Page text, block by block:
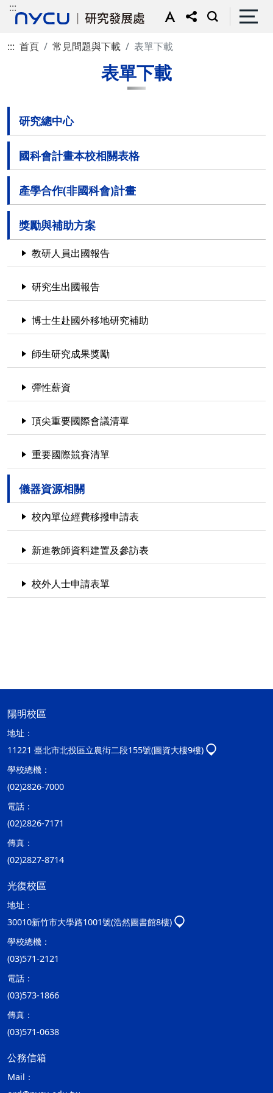
:::
::: 首頁 常見問題與下載 表單下載
表單下載
研究總中心
國科會計畫本校相關表格
產學合作(非國科會)計畫
獎勵與補助方案
教研人員出國報告
研究生出國報告
博士生赴國外移地研究補助
師生研究成果獎勵
彈性薪資
頂尖重要國際會議清單
重要國際競賽清單
儀器資源相關
校內單位經費移撥申請表
新進教師資料建置及參訪表
校外人士申請表單
陽明校區
地址：
11221 臺北市北投區立農街二段155號(圖資大樓9樓)
學校總機：
(02)2826-7000
電話：
(02)2826-7171
傳真：
(02)2827-8714
光復校區
地址：
30010新竹市大學路1001號(浩然圖書館8樓)
學校總機：
(03)571-2121
電話：
(03)573-1866
傳真：
(03)571-0638
公務信箱
Mail：